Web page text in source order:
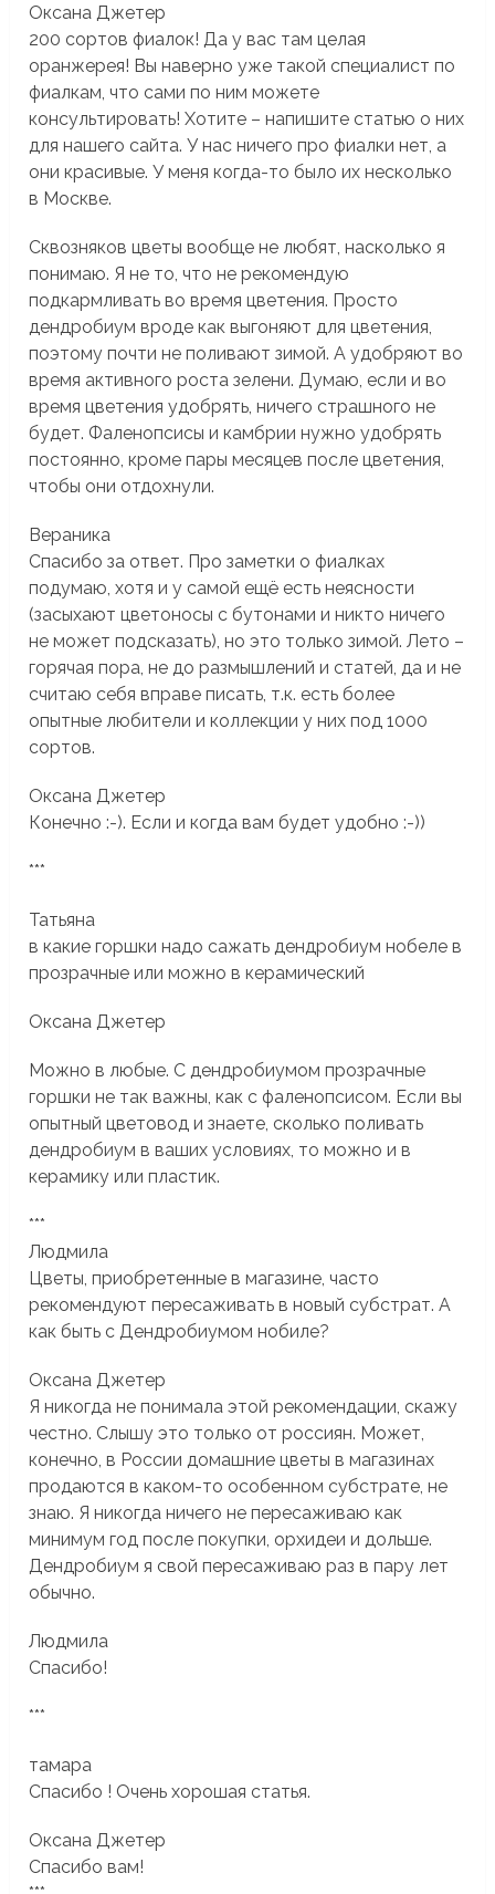
Оксана Джетер
200 сортов фиалок! Да у вас там целая
оранжерея! Вы наверно уже такой специалист по
фиалкам, что сами по ним можете
консультировать! Хотите – напишите статью о них
для нашего сайта. У нас ничего про фиалки нет, а
они красивые. У меня когда-то было их несколько
в Москве.
Сквозняков цветы вообще не любят, насколько я
понимаю. Я не то, что не рекомендую
подкармливать во время цветения. Просто
дендробиум вроде как выгоняют для цветения,
поэтому почти не поливают зимой. А удобряют во
время активного роста зелени. Думаю, если и во
время цветения удобрять, ничего страшного не
будет. Фаленопсисы и камбрии нужно удобрять
постоянно, кроме пары месяцев после цветения,
чтобы они отдохнули.
Вераника
Спасибо за ответ. Про заметки о фиалках
подумаю, хотя и у самой ещё есть неясности
(засыхают цветоносы с бутонами и никто ничего
не может подсказать), но это только зимой. Лето –
горячая пора, не до размышлений и статей, да и не
считаю себя вправе писать, т.к. есть более
опытные любители и коллекции у них под 1000
сортов.
Оксана Джетер
Конечно :-). Если и когда вам будет удобно :-))
***
Татьяна
в какие горшки надо сажать дендробиум нобеле в
прозрачные или можно в керамический
Оксана Джетер
Можно в любые. С дендробиумом прозрачные
горшки не так важны, как с фаленопсисом. Если вы
опытный цветовод и знаете, сколько поливать
дендробиум в ваших условиях, то можно и в
керамику или пластик.
***
Людмила
Цветы, приобретенные в магазине, часто
рекомендуют пересаживать в новый субстрат. А
как быть с Дендробиумом нобиле?
Оксана Джетер
Я никогда не понимала этой рекомендации, скажу
честно. Слышу это только от россиян. Может,
конечно, в России домашние цветы в магазинах
продаются в каком-то особенном субстрате, не
знаю. Я никогда ничего не пересаживаю как
минимум год после покупки, орхидеи и дольше.
Дендробиум я свой пересаживаю раз в пару лет
обычно.
Людмила
Спасибо!
***
тамара
Спасибо ! Очень хорошая статья.
Оксана Джетер
Спасибо вам!